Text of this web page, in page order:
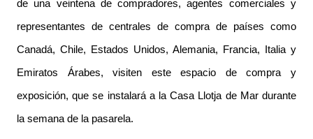
de una veintena de compradores, agentes comerciales y
representantes de centrales de compra de países como
Canadá, Chile, Estados Unidos, Alemania, Francia, Italia y
Emiratos Árabes, visiten este espacio de compra y
exposición, que se instalará a la Casa Llotja de Mar durante
la semana de la pasarela.